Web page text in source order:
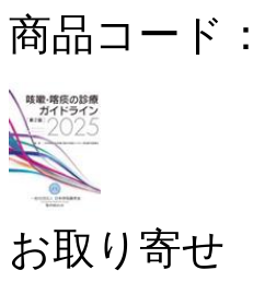
商品コード
お取り寄せ